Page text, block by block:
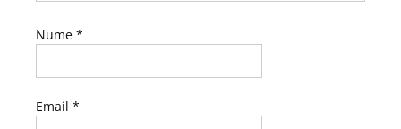
Nume *
Email *